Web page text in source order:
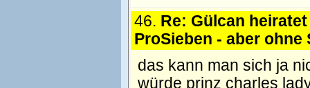
46. Re: Gülcan
ProSieben - aber ohne
das kann man sich ja
würde prinz charles